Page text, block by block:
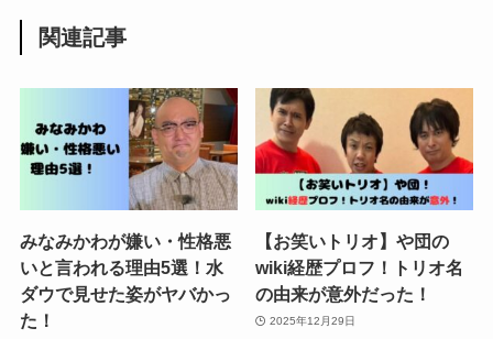
関連記事
みなみかわが嫌い・性格悪
いと言われる理由5選！水
ダウで見せた姿がヤバかっ
た！
【お笑いトリオ】や団の
wiki経歴プロフ！トリオ名
の由来が意外だった！
2025年12月29日